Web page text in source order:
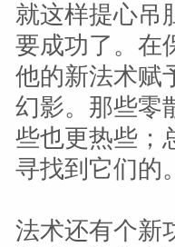
就这样提心吊
要成功了。在
他的新法术赋
幻影。那些零
些也更热些；
寻找到它们的
法术还有个新